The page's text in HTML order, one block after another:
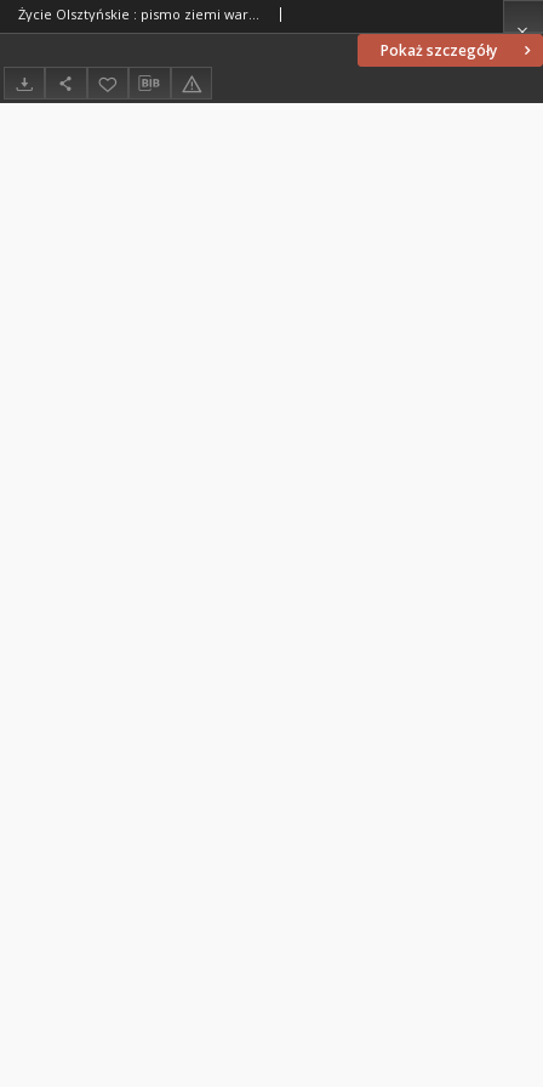
Pokaż szczegóły
Życie Olsztyńskie : pismo ziemi warmińsko-mazurskiej, 1952, nr 9